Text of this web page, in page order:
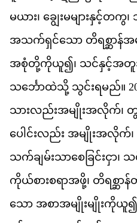
မယား၊ ခမမနငတကွ၊
အသကရငသ တရစနအ
အစတကယူ၍၊ သငနငအတ
သငထသ သငရမည်။
သလညအမအလက်၊
ပ ငလည အမအလက်၊
သကခမသစ ခငငှာ၊ သ
ကယစစရအဖို့၊ တရစန
သ အစအမမကယူ၍